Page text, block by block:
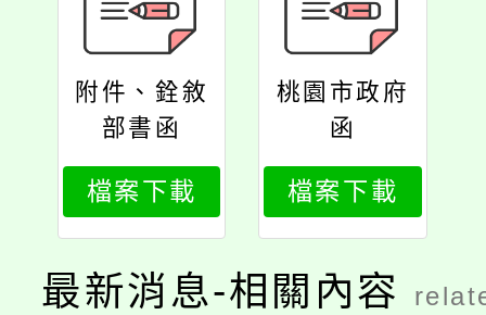
附件、銓敘
部書函
檔案下載
桃園市政府
函
檔案下載
最新消息-相關內容